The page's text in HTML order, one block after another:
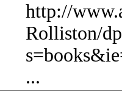
http://
Rolliston/
...